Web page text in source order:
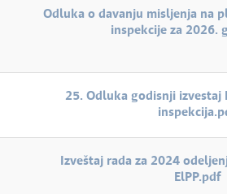
Odluka o davanju misljenja na
inspekcije za 2026.
25. Odluka godisnji izvestaj
Izveštaj rada za 2024
ElPP.pdf